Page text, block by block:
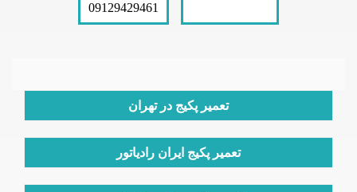
09129429461
تعمیر پکیج در تهران
تعمیر پکیج ایران رادیاتور